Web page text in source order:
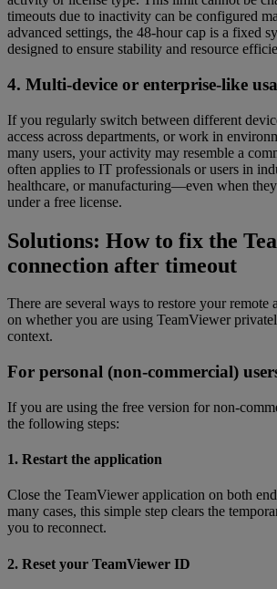
timeouts due to inactivity can be configured
advanced settings, the 48-hour cap is a fixed
designed to ensure stability and resource
4. Multi-device or enterprise-like
If you regularly switch between different
access across departments, or work in
many users, your activity may resemble a
often applies to IT professionals or users in
healthcare, or manufacturing—even when
under a free license.
Solutions: How to fix the
connection after timeout
There are several ways to restore your
on whether you are using TeamViewer
context.
For personal (non-commercial)
If you are using the free version for non-
the following steps:
1. Restart the application
Close the TeamViewer application on both
many cases, this simple step clears the
you to reconnect.
2. Reset your TeamViewer ID